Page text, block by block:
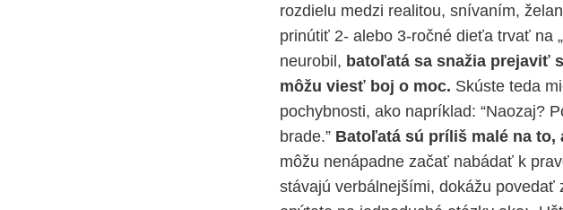
rozdielu medzi realitou, snívaním,
prinútiť 2- alebo 3-ročné dieťa trvať na
neurobil, batoľatá sa snažia prejaviť
môžu viesť boj o moc. Skúste teda
pochybnosti, ako napríklad: “Naozaj?
brade.” Batoľatá sú príliš malé na to,
môžu nenápadne začať nabádať k
stávajú verbálnejšími, dokážu povedať